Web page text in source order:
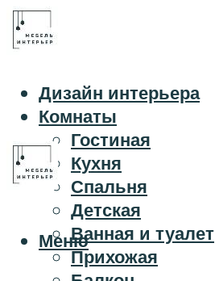
Дизайн интерьера
Комнаты
Гостиная
Кухня
Спальня
Детская
Ванная и туалет
Прихожая
Меню